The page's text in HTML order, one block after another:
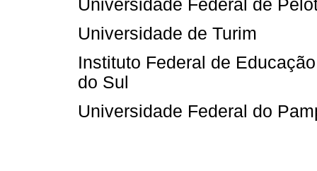
Universidade Federal de
Universidade de Turim
Instituto Federal de
do Sul
Universidade Federal do